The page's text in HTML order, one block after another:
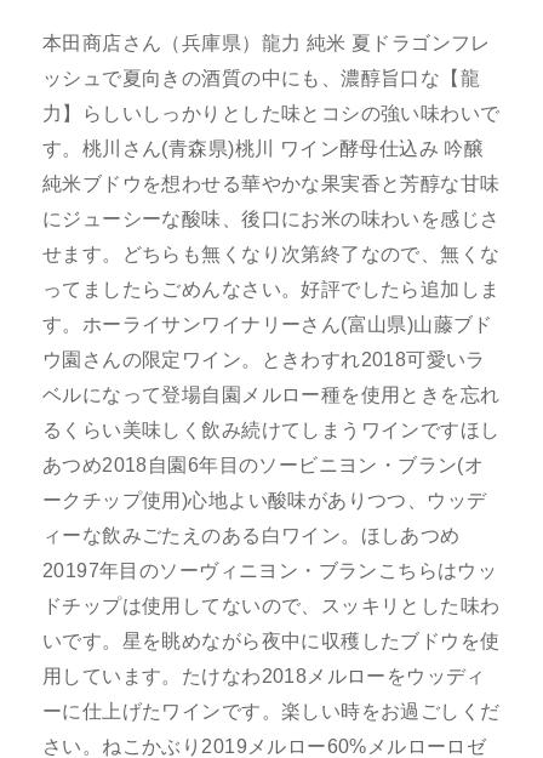
本田商店さん（兵庫県）龍力 純米 夏ドラゴンフレ
ッシュで夏向きの酒質の中にも、濃醇旨口な【龍
力】らしいしっかりとした味とコシの強い味わいで
す。桃川さん(青森県)桃川 ワイン酵母仕込み 吟醸
純米ブドウを想わせる華やかな果実香と芳醇な甘味
にジューシーな酸味、後口にお米の味わいを感じさ
せます。どちらも無くなり次第終了なので、無くな
ってましたらごめんなさい。好評でしたら追加しま
す。ホーライサンワイナリーさん(富山県)山藤ブド
ウ園さんの限定ワイン。ときわすれ2018可愛いラ
ベルになって登場自園メルロー種を使用ときを忘れ
るくらい美味しく飲み続けてしまうワインですほし
あつめ2018自園6年目のソービニヨン・ブラン(オ
ークチップ使用)心地よい酸味がありつつ、ウッデ
ィーな飲みごたえのある白ワイン。ほしあつめ
20197年目のソーヴィニヨン・ブランこちらはウッ
ドチップは使用してないので、スッキリとした味わ
いです。星を眺めながら夜中に収穫したブドウを使
用しています。たけなわ2018メルローをウッディ
ーに仕上げたワインです。楽しい時をお過ごしくだ
さい。ねこかぶり2019メルロー60%メルローロゼ